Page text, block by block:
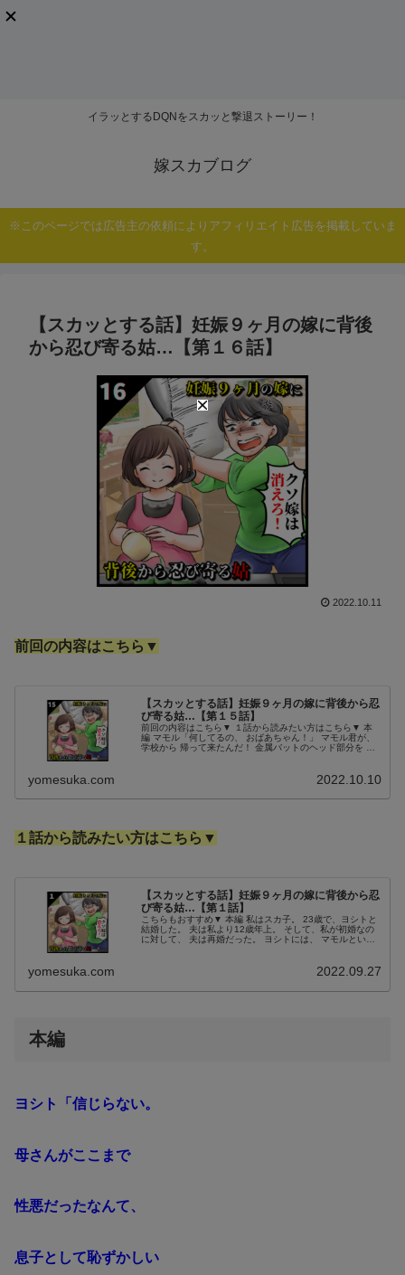
イラッとするDQNをスカッと撃退ストーリー！
嫁スカブログ
※このページでは広告主の依頼によりアフィリエイト広告を掲載していま
す。
【スカッとする話】妊娠９ヶ月の嫁に背後
から忍び寄る姑…【第１６話】
2022.10.11
前回の内容はこちら▼
【スカッとする話】妊娠９ヶ月の嫁に背後から忍
び寄る姑…【第１５話】
前回の内容はこちら▼ １話から読みたい方はこちら▼ 本
編 マモル「何してるの、 おばあちゃん！」 マモル君が、
学校から 帰って来たんだ！ 金属バットのヘッド部分を し
yomesuka.com 2022.10.10
１話から読みたい方はこちら▼
【スカッとする話】妊娠９ヶ月の嫁に背後から忍
び寄る姑…【第１話】
こちらもおすすめ▼ 本編 私はスカ子。 23歳で、ヨシトと
結婚した。 夫は私より12歳年上。 そして、私が初婚なの
に対して、 夫は再婚だった。 ヨシトには、 マモルという
yomesuka.com 2022.09.27
本編
ヨシト「信じらない。
母さんがここまで
性悪だったなんて、
息子として恥ずかしい